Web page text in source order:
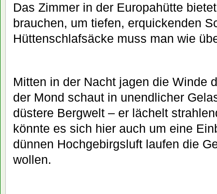
Das Zimmer in der Europahütte
brauchen, um tiefen, erquickenden
Hüttenschlafsäcke muss man wie
Mitten in der Nacht jagen die Winde
der Mond schaut in unendlicher
düstere Bergwelt – er lächelt
könnte es sich hier auch um eine
dünnen Hochgebirgsluft laufen die
wollen.